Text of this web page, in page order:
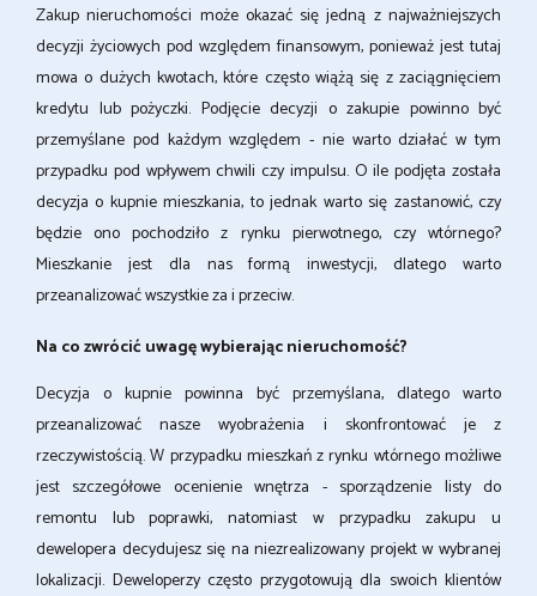
Zakup nieruchomości może okazać się jedną z najważniejszych
decyzji życiowych pod względem finansowym, ponieważ jest tutaj
mowa o dużych kwotach, które często wiążą się z zaciągnięciem
kredytu lub pożyczki. Podjęcie decyzji o zakupie powinno być
przemyślane pod każdym względem - nie warto działać w tym
przypadku pod wpływem chwili czy impulsu. O ile podjęta została
decyzja o kupnie mieszkania, to jednak warto się zastanowić, czy
będzie ono pochodziło z rynku pierwotnego, czy wtórnego?
Mieszkanie jest dla nas formą inwestycji, dlatego warto
przeanalizować wszystkie za i przeciw.
Na co zwrócić uwagę wybierając nieruchomość?
Decyzja o kupnie powinna być przemyślana, dlatego warto
przeanalizować nasze wyobrażenia i skonfrontować je z
rzeczywistością. W przypadku mieszkań z rynku wtórnego możliwe
jest szczegółowe ocenienie wnętrza - sporządzenie listy do
remontu lub poprawki, natomiast w przypadku zakupu u
dewelopera decydujesz się na niezrealizowany projekt w wybranej
lokalizacji. Deweloperzy często przygotowują dla swoich klientów